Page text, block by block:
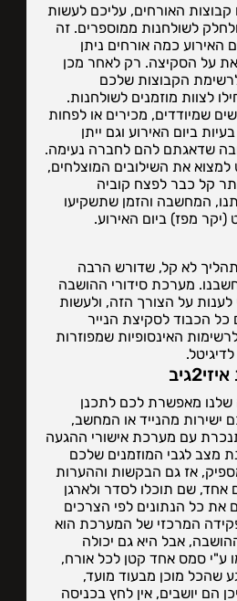
האורחים, עליכם לעשות
לשולחנות ממוספרים. זה
האירוע כמה אורחים ניתן
על הסקיצה. רק לאחר מכן
הקבוצות שלכם
לצוות מוזמנים לשולחנות.
שמיודדים, מכירים או לפחות
ביום האירוע וגם ייתן
שדאגתם להם לחברה נעימה.
למצוא את השילובים המוצלחים,
קל כבר לפצח קוביה
המחשבה והזמן שתשקיעו
(יקר מפז) ביום האירוע.
לא קל, שדורש הרבה
מערכת סידורי ההושבה
לענות על הצורך הזה, ולעשות
כל הכבוד לסקיצת הנייר
האינסופיות שמפוזרות
מאפשרת לכם לתכנן
ישירות מהנייד או המחשב,
עם מערכת אישורי ההגעה
מצב לגבי המוזמנים שלכם
אז גם הבקשות וההערות
אחד, שם תוכלו לסדר ולארגן
את כל הנתונים לפי הצרכים
המרכזי של המערכת הוא
אבל היא גם יכולה
ע"י סמס אחד קטן לכל אורח,
שהכל מוכן מבעוד מועד,
הם יושבים, אין לחץ בכניסה